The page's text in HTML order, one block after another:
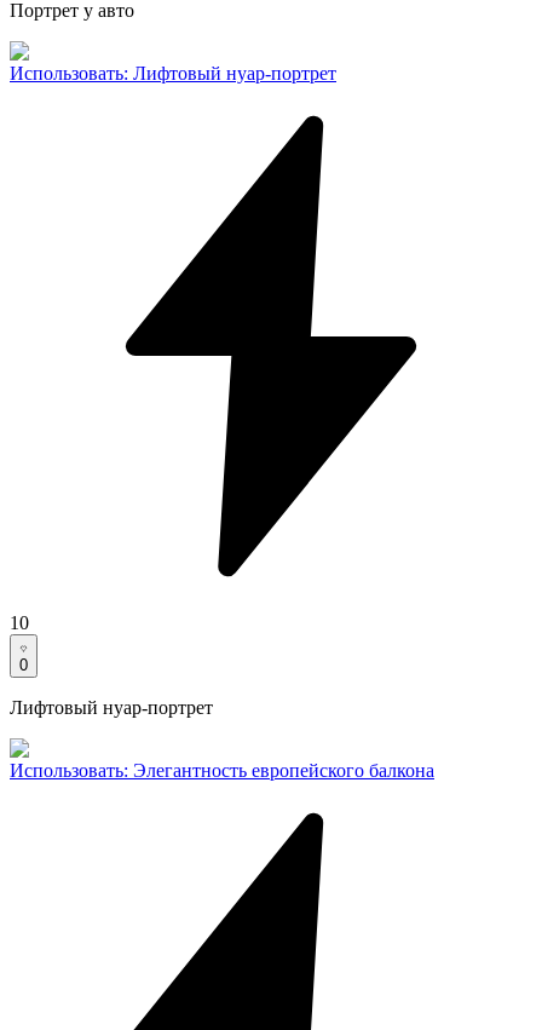
Портрет у авто
Использовать: Лифтовый нуар-портрет
10
0
Лифтовый нуар-портрет
Использовать: Элегантность европейского балкона